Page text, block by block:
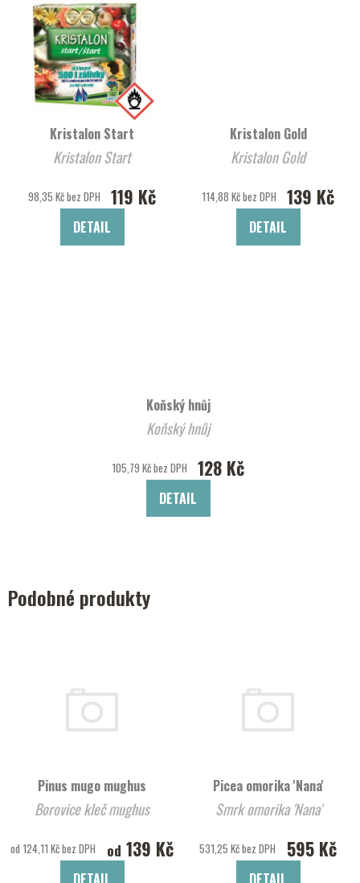
Kristalon Start
Kristalon Start
98,35 Kč bez DPH 119 Kč
DETAIL
Kristalon Gold
Kristalon Gold
114,88 Kč bez DPH 139 Kč
DETAIL
Koňský hnůj
Koňský hnůj
105,79 Kč bez DPH 128 Kč
DETAIL
Podobné produkty
Pinus mugo mughus
Borovice kleč mughus
od 124,11 Kč bez DPH od 139 Kč
DETAIL
Picea omorika 'Nana'
Smrk omorika 'Nana'
531,25 Kč bez DPH 595 Kč
DETAIL